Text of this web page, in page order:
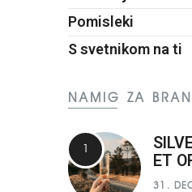
Pomisleki
S svetnikom na ti
NAMIG ZA
ET
31.